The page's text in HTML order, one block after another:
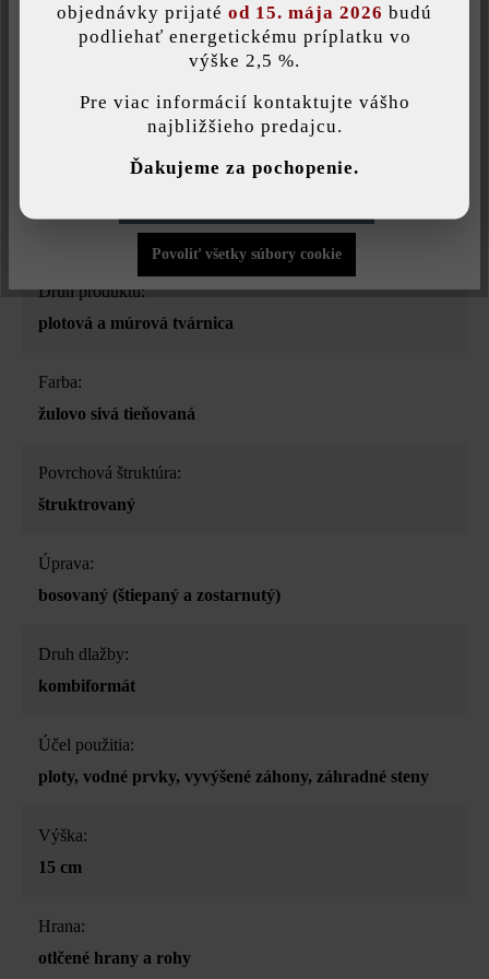
hodí na dotvorenie záhrady vyvýšenými záhonmi, kvetináčmi,
okrasnými fontánkami a mnohými inými detailmi. Je k dispozícii
v mnohých atraktívnych farbách a dá sa preto ideálne
skombinovať s našou betónovou dlažbou a záhradnými, resp.
betónovými platňami. Múrová tvárnica Gutshof ŠM16 sa
múrovú tvárnicu Gutshof ŠM24.
Druh produktu:
plotová a múrová tvárnica
Farba:
žulovo sivá tieňovaná
Povrchová štruktúra:
štruktrovaný
Úprava:
bosovaný (štiepaný a zostarnutý)
Druh dlažby:
kombiformát
Účel použitia:
ploty, vodné prvky, vyvýšené záhony, záhradné steny
Výška:
15 cm
Hrana:
otlčené hrany a rohy
Táto webová stránka používa súbory cookie, aby vám ponúkla
Povoliť všetky súbory cookie
objednávky prijaté od 15. mája 2026 budú
podliehať energetickému príplatku vo
výške 2,5 %.
Pre viac informácií kontaktujte vášho
najbližšieho predajcu.
Ďakujeme za pochopenie.